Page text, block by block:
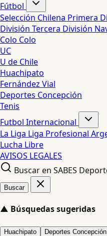
Fútbol
Selección Chilena Primera
División Tercera División
Colo Colo
UC
U de Chile
Huachipato
Fernández Vial
Deportes Concepción
Tenis
Futbol Internacional
La Liga Liga Profesional
Lucha Libre
AVISOS LEGALES
Buscar en SABES
Buscar
▲ Búsquedas sugeridas
Huachipato Deportes Concepción